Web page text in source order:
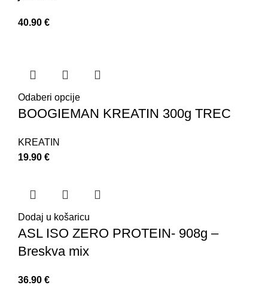
40.90 €
Odaberi opcije
BOOGIEMAN KREATIN 300g TREC
KREATIN
19.90 €
Dodaj u košaricu
ASL ISO ZERO PROTEIN- 908g –
Breskva mix
36.90 €